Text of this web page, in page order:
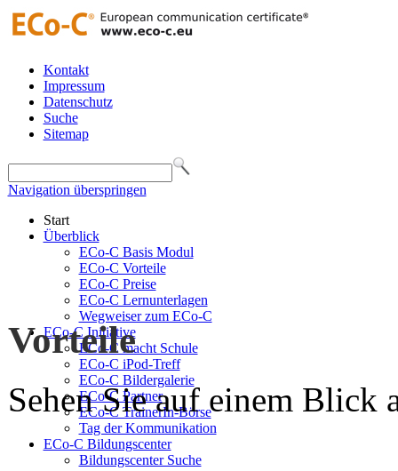
Kontakt
Impressum
Datenschutz
Suche
Sitemap
Navigation überspringen
Start
Überblick
ECo-C Basis Modul
ECo-C Vorteile
ECo-C Preise
ECo-C Lernunterlagen
Wegweiser zum ECo-C
ECo-C Initiative
ECo-C macht Schule
ECo-C iPod-Treff
ECo-C Bildergalerie
ECo-C Partner
ECo-C TrainerIn-Börse
Tag der Kommunikation
ECo-C Bildungscenter
Bildungscenter Suche
Vorteile
Sehen Sie auf einem Blick